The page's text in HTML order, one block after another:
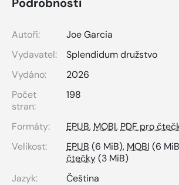
Autoři:
Joe Garcia
Vydavatel:
Splendidum družstvo
Vydáno:
2026
Počet
stran:
198
Formáty: EPUB, MOBI, PDF pro
Velikost:
EPUB (6 MiB), MOBI (6
čtečky(3 MiB)
Jazyk:
Čeština